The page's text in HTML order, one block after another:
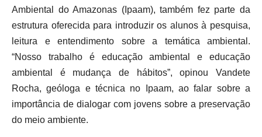
Ambiental do Amazonas (Ipaam), também fez parte da
estrutura oferecida para introduzir os alunos à pesquisa,
leitura e entendimento sobre a temática ambiental.
“Nosso trabalho é educação ambiental e educação
ambiental é mudança de hábitos”, opinou Vandete
Rocha, geóloga e técnica no Ipaam, ao falar sobre a
importância de dialogar com jovens sobre a preservação
do meio ambiente.